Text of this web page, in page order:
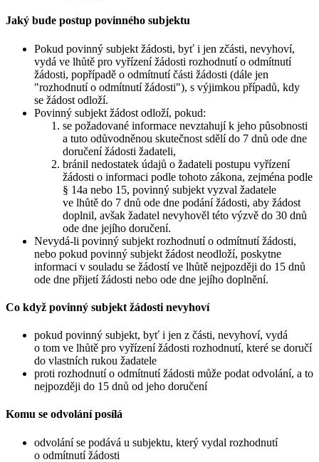
Jaký bude postup povinného subjektu
Pokud povinný subjekt žádosti, byť i jen zčásti, nevyhoví,
vydá ve lhůtě pro vyřízení žádosti rozhodnutí o odmítnutí
žádosti, popřípadě o odmítnutí části žádosti (dále jen
"rozhodnutí o odmítnutí žádosti"), s výjimkou případů, kdy
se žádost odloží.
Povinný subjekt žádost odloží, pokud:
se požadované informace nevztahují k jeho působnosti
a tuto odůvodněnou skutečnost sdělí do 7 dnů ode dne
doručení žádosti žadateli,
bránil nedostatek údajů o žadateli postupu vyřízení
žádosti o informaci podle tohoto zákona, zejména podle
§ 14a nebo 15, povinný subjekt vyzval žadatele
ve lhůtě do 7 dnů ode dne podání žádosti, aby žádost
doplnil, avšak žadatel nevyhověl této výzvě do 30 dnů
ode dne jejího doručení.
Nevydá-li povinný subjekt rozhodnutí o odmítnutí žádosti,
nebo pokud povinný subjekt žádost neodloží, poskytne
informaci v souladu se žádostí ve lhůtě nejpozději do 15 dnů
ode dne přijetí žádosti nebo ode dne jejího doplnění.
Co když povinný subjekt žádosti nevyhoví
pokud povinný subjekt, byť i jen z části, nevyhoví, vydá
o tom ve lhůtě pro vyřízení žádosti rozhodnutí, které se doručí
do vlastních rukou žadatele
proti rozhodnutí o odmítnutí žádosti může podat odvolání, a to
nejpozději do 15 dnů od jeho doručení
Komu se odvolání posílá
odvolání se podává u subjektu, který vydal rozhodnutí
o odmítnutí žádosti